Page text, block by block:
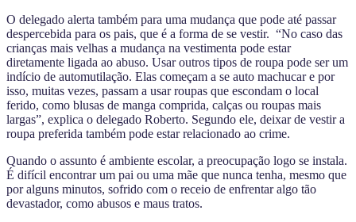
O delegado alerta também para uma mudança que pode até passar
despercebida para os pais, que é a forma de se vestir. “No caso das
crianças mais velhas a mudança na vestimenta pode estar
diretamente ligada ao abuso. Usar outros tipos de roupa pode ser um
indício de automutilação. Elas começam a se auto machucar e por
isso, muitas vezes, passam a usar roupas que escondam o local
ferido, como blusas de manga comprida, calças ou roupas mais
largas”, explica o delegado Roberto. Segundo ele, deixar de vestir a
roupa preferida também pode estar relacionado ao crime.
Quando o assunto é ambiente escolar, a preocupação logo se instala.
É difícil encontrar um pai ou uma mãe que nunca tenha, mesmo que
por alguns minutos, sofrido com o receio de enfrentar algo tão
devastador, como abusos e maus tratos.